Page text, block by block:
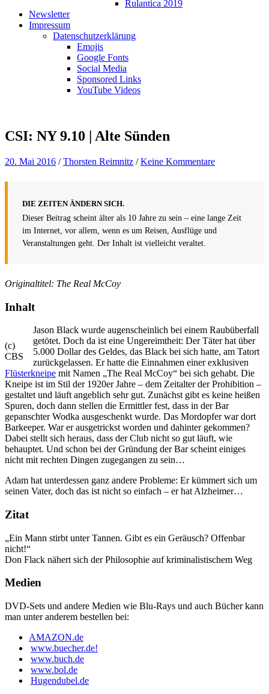
Rulantica 2019
Newsletter
Impressum
Datenschutzerklärung
Emojis
Google Fonts
Social Media
Sponsored Links
YouTube Videos
CSI: NY 9.10 | Alte Sünden
20. Mai 2016 /Thorsten Reimnitz /Keine Kommentare
DIE ZEITEN ÄNDERN SICH.
Dieser Beitrag scheint älter als 10 Jahre zu sein – eine lange Zeit
im Internet, vor allem, wenn es um Reisen, Ausflüge und
Veranstaltungen geht. Der Inhalt ist vielleicht veraltet.
Originaltitel: The Real McCoy
Inhalt
(c)
CBS
Jason Black wurde augenscheinlich bei einem Raubüberfall
getötet. Doch da ist eine Ungereimtheit: Der Täter hat über
5.000 Dollar des Geldes, das Black bei sich hatte, am Tatort
zurückgelassen. Er hatte die Einnahmen einer exklusiven
Flüsterkneipe mit Namen „The Real McCoy“ bei sich gehabt. Die
Kneipe ist im Stil der 1920er Jahre – dem Zeitalter der Prohibition –
gestaltet und läuft angeblich sehr gut. Zunächst gibt es keine heißen
Spuren, doch dann stellen die Ermittler fest, dass in der Bar
gepanschter Wodka ausgeschenkt wurde. Das Mordopfer war dort
Barkeeper. War er ausgetrickst worden und dahinter gekommen?
Dabei stellt sich heraus, dass der Club nicht so gut läuft, wie
behauptet. Und schon bei der Gründung der Bar scheint einiges
nicht mit rechten Dingen zugegangen zu sein…
Adam hat unterdessen ganz andere Probleme: Er kümmert sich um
seinen Vater, doch das ist nicht so einfach – er hat Alzheimer…
Zitat
„Ein Mann stirbt unter Tannen. Gibt es ein Geräusch? Offenbar
nicht!“
Don Flack nähert sich der Philosophie auf kriminalistischem Weg
Medien
DVD-Sets und andere Medien wie Blu-Rays und auch Bücher kann
man unter anderem bestellen bei:
AMAZON.de
www.buecher.de!
www.buch.de
www.bol.de
Hugendubel.de